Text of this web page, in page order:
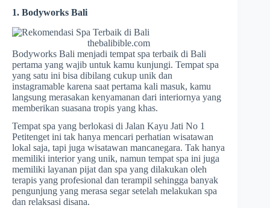
1. Bodyworks Bali
thebalibible.com
Bodyworks Bali menjadi tempat spa terbaik di Bali
pertama yang wajib untuk kamu kunjungi. Tempat spa
yang satu ini bisa dibilang cukup unik dan
instagramable karena saat pertama kali masuk, kamu
langsung merasakan kenyamanan dari interiornya yang
memberikan suasana tropis yang khas.
Tempat spa yang berlokasi di Jalan Kayu Jati No 1
Petitenget ini tak hanya mencari perhatian wisatawan
lokal saja, tapi juga wisatawan mancanegara. Tak hanya
memiliki interior yang unik, namun tempat spa ini juga
memiliki layanan pijat dan spa yang dilakukan oleh
terapis yang profesional dan terampil sehingga banyak
pengunjung yang merasa segar setelah melakukan spa
dan relaksasi disana.